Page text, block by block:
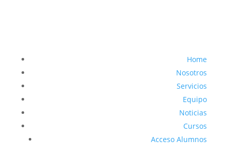
Home
Nosotros
Servicios
Equipo
Noticias
Cursos
Acceso Alumnos